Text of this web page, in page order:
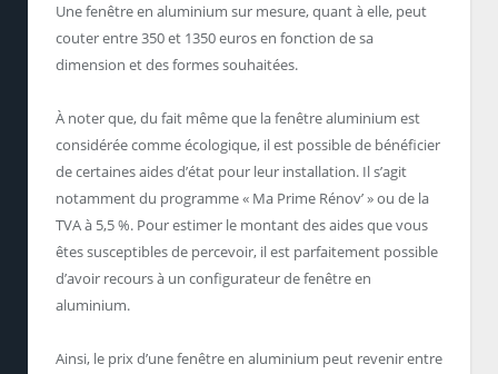
Une fenêtre en aluminium sur mesure, quant à elle, peut
couter entre 350 et 1350 euros en fonction de sa
dimension et des formes souhaitées.
À noter que, du fait même que la fenêtre aluminium est
considérée comme écologique, il est possible de bénéficier
de certaines aides d’état pour leur installation. Il s’agit
notamment du programme « Ma Prime Rénov’ » ou de la
TVA à 5,5 %. Pour estimer le montant des aides que vous
êtes susceptibles de percevoir, il est parfaitement possible
d’avoir recours à un configurateur de fenêtre en
aluminium.
Ainsi, le prix d’une fenêtre en aluminium peut revenir entre